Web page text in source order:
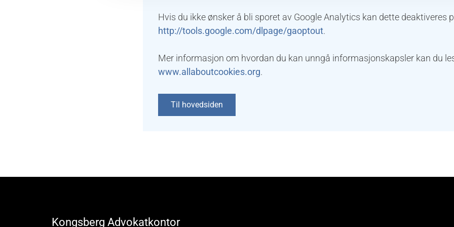
Hvis du ikke ønsker å bli sporet av Google Analytics kan dette deaktiveres
http://tools.google.com/dlpage/gaoptout.
Mer informasjon om hvordan du kan unngå informasjonskapsler kan du
www.allaboutcookies.org.
Til hovedsiden
Kongsberg Advokatkontor